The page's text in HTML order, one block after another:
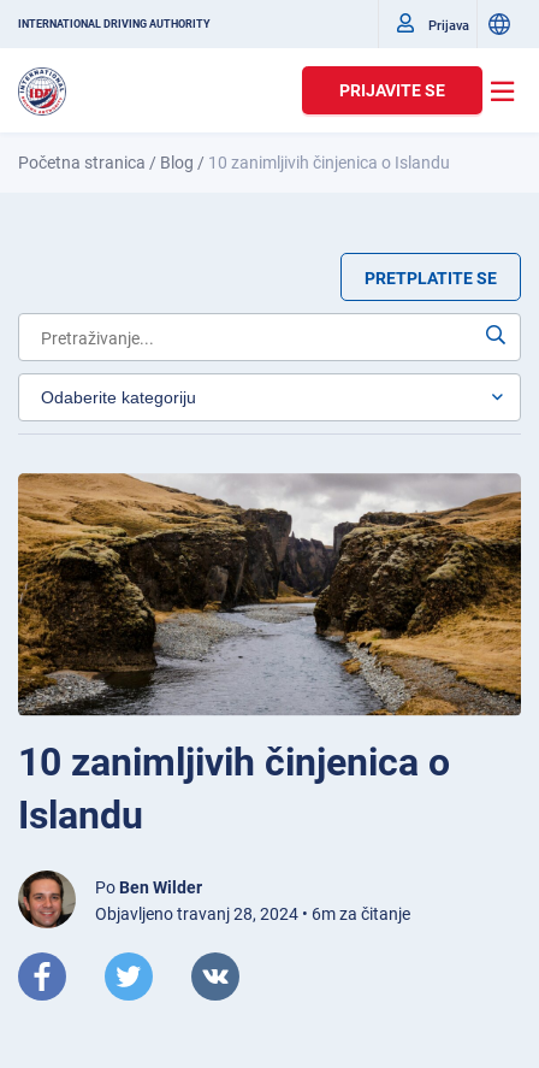
INTERNATIONAL DRIVING AUTHORITY Prijava
PRIJAVITE SE
Početna stranica / Blog / 10 zanimljivih činjenica o Islandu
PRETPLATITE SE
10 zanimljivih činjenica o
Islandu
Po Ben Wilder
Objavljeno travanj 28, 2024 • 6m za čitanje